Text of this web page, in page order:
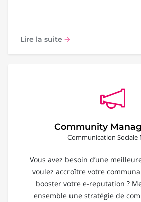
Lire la suite
Community
Communication Sociale
Vous avez besoin d’une
voulez accroître votre
booster votre e-reputation ?
ensemble une stratégie de